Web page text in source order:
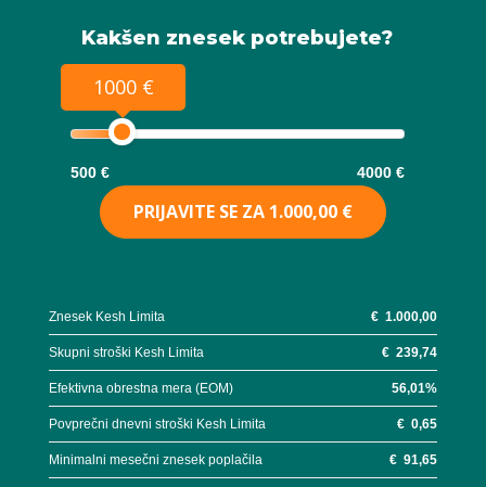
Kakšen znesek potrebujete?
1000 €
500 € 4000 €
PRIJAVITE SE ZA 1.000,00 €
Znesek Kesh Limita €1.000,00
Skupni stroški Kesh Limita €239,74
Efektivna obrestna mera (EOM) 56,01%
Povprečni dnevni stroški Kesh Limita €0,65
Minimalni mesečni znesek poplačila €91,65